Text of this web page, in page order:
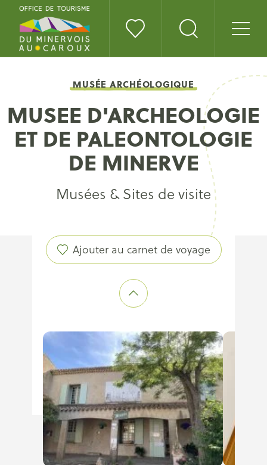
MUSÉE ARCHÉOLOGIQUE
MUSEE D'ARCHEOLOGIE
ET DE PALEONTOLOGIE
DE MINERVE
Musées & Sites de visite
Ajouter au carnet de voyage